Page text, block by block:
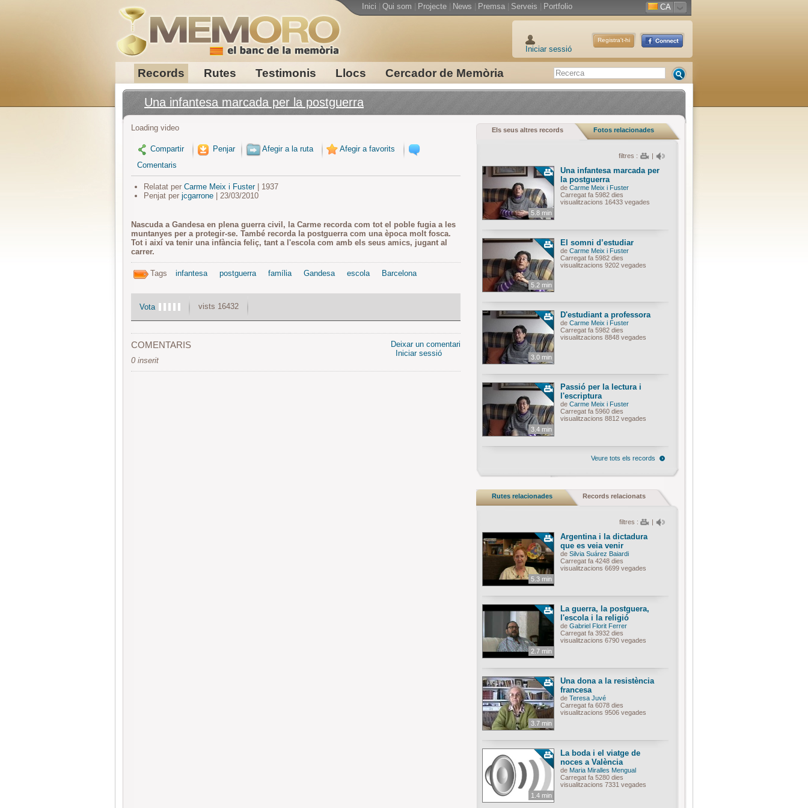
Records Rutes Testimonis Llocs Cercador de Memòria
Inici Qui som Projecte News Premsa Serveis Portfolio CA
Iniciar sessió
Registra't-hi
Una infantesa marcada per la postguerra
Loading video
Compartir Penjar Afegir a la ruta
Afegir a favorits
Comentaris
Relatat per Carme Meix i Fuster| 1937
Penjat per jcgarrone| 23/03/2010
Nascuda a Gandesa en plena guerra civil, la Carme recorda com tot el poble fugia a les
muntanyes per a protegir-se. També recorda la postguerra com una època molt fosca.
Tot i així va tenir una infància feliç, tant a l'escola com amb els seus amics, jugant al
carrer.
Tags infantesa postguerra família Gandesa escola Barcelona
Vota vists 16432
COMENTARIS
0 inserit
Deixar un comentari
Iniciar sessió
Els seus altres records Fotos relacionades
filtres : |
5.8 min
Una infantesa marcada per
la postguerra
de Carme Meix i Fuster
Carregat fa 5982 dies
visualitzacions 16433 vegades
5.2 min
El somni d’estudiar
de Carme Meix i Fuster
Carregat fa 5982 dies
visualitzacions 9202 vegades
3.0 min
D'estudiant a professora
de Carme Meix i Fuster
Carregat fa 5982 dies
visualitzacions 8848 vegades
3.4 min
Passió per la lectura i
l'escriptura
de Carme Meix i Fuster
Carregat fa 5960 dies
visualitzacions 8812 vegades
Veure tots els records
Rutes relacionades Records relacionats
filtres : |
5.3 min
Argentina i la dictadura
que es veia venir
de Silvia Suárez Baiardi
Carregat fa 4248 dies
visualitzacions 6699 vegades
2.7 min
La guerra, la postguera,
l'escola i la religió
de Gabriel Florit Ferrer
Carregat fa 3932 dies
visualitzacions 6790 vegades
3.7 min
Una dona a la resistència
francesa
de Teresa Juvé
Carregat fa 6078 dies
visualitzacions 9506 vegades
1.4 min
La boda i el viatge de
noces a València
de Maria Miralles Mengual
Carregat fa 5280 dies
visualitzacions 7331 vegades